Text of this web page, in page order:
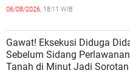
06/08/2026, 18:11 WIB
Gawat! Eksekusi Diduga
Sebelum Sidang
Tanah di Minut Jadi Sorotan